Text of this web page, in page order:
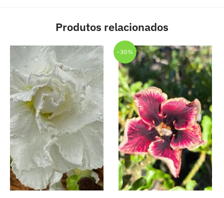
Produtos relacionados
-30%